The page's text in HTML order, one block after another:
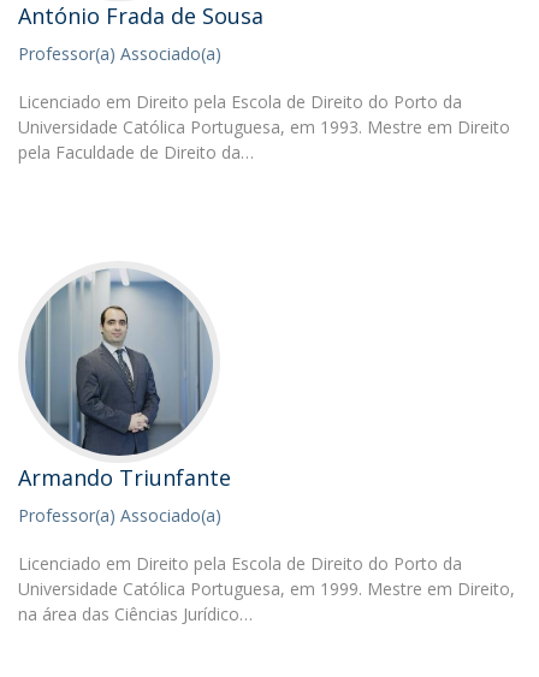
António Frada de Sousa
Professor(a) Associado(a)
Licenciado em Direito pela Escola de Direito do Porto da
Universidade Católica Portuguesa, em 1993. Mestre em Direito
pela Faculdade de Direito da…
Armando Triunfante
Professor(a) Associado(a)
Licenciado em Direito pela Escola de Direito do Porto da
Universidade Católica Portuguesa, em 1999. Mestre em Direito,
na área das Ciências Jurídico…